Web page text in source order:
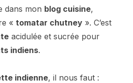
dans mon blog cuisine,
« tomatar chutney». C’est
acidulée et sucrée pour
indiens.
indienne, il nous faut :